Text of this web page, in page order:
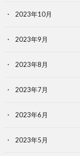
2023年10月
2023年9月
2023年8月
2023年7月
2023年6月
2023年5月